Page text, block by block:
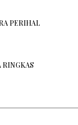
PERIHAL
RINGKAS